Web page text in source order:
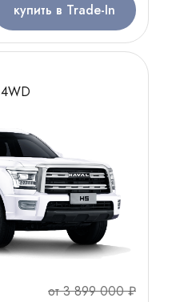
купить в Trade-In
от 3 899 000 ₽